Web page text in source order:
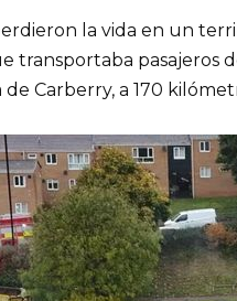
la vida en un
transportaba pasajeros
Carberry, a 170